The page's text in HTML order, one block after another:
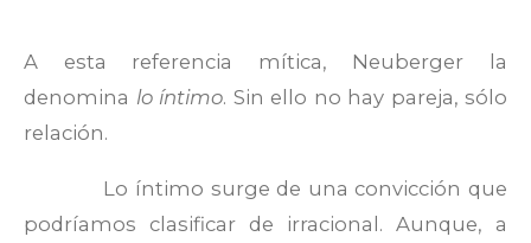
A esta referencia mítica, Neuberger la
denomina lo íntimo. Sin ello no hay pareja, sólo
relación.
Lo íntimo surge de una convicción que
podríamos clasificar de irracional. Aunque, a